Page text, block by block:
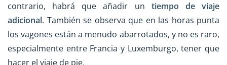
contrario, habrá que añadir un tiempo de viaje
adicional. También se observa que en las horas punta
los vagones están a menudo abarrotados, y no es raro,
especialmente entre Francia y Luxemburgo, tener que
hacer el viaje de pie.